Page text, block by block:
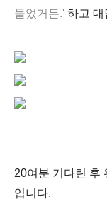
들었거든.' 하고 대
20여분 기다린 후
입니다.